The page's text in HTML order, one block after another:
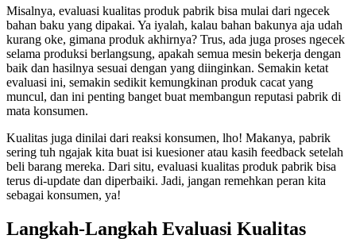
Misalnya, evaluasi kualitas produk pabrik bisa mulai dari ngecek
bahan baku yang dipakai. Ya iyalah, kalau bahan bakunya aja udah
kurang oke, gimana produk akhirnya? Trus, ada juga proses ngecek
selama produksi berlangsung, apakah semua mesin bekerja dengan
baik dan hasilnya sesuai dengan yang diinginkan. Semakin ketat
evaluasi ini, semakin sedikit kemungkinan produk cacat yang
muncul, dan ini penting banget buat membangun reputasi pabrik di
mata konsumen.
Kualitas juga dinilai dari reaksi konsumen, lho! Makanya, pabrik
sering tuh ngajak kita buat isi kuesioner atau kasih feedback setelah
beli barang mereka. Dari situ, evaluasi kualitas produk pabrik bisa
terus di-update dan diperbaiki. Jadi, jangan remehkan peran kita
sebagai konsumen, ya!
Langkah-Langkah Evaluasi Kualitas